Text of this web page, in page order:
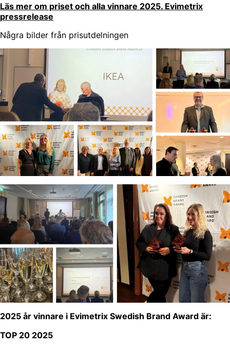
Läs mer om priset och alla vinnare 2025. Evimetrix
pressrelease
Några bilder från prisutdelningen
2025 år vinnare i Evimetrix Swedish Brand Award är:
TOP 20 2025